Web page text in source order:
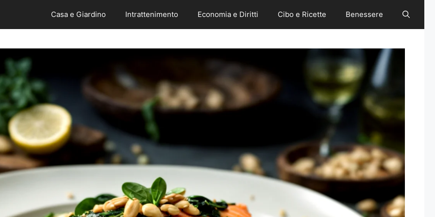
Casa e Giardino Intrattenimento Economia e Diritti Cibo e Ricette Benessere